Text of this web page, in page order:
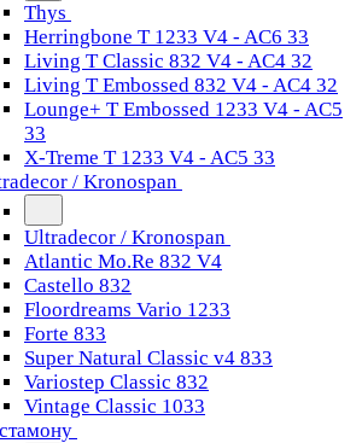
Thys
Herringbone T 1233 V4 - AC6 33
Living T Classic 832 V4 - AC4 32
Living T Embossed 832 V4 - AC4 32
Lounge+ T Embossed 1233 V4 - AC5
33
X-Treme T 1233 V4 - AC5 33
/ Kronospan
Ultradecor / Kronospan
Atlantic Mo.Re 832 V4
Castello 832
Floordreams Vario 1233
Forte 833
Super Natural Classic v4 833
Variostep Classic 832
Vintage Classic 1033